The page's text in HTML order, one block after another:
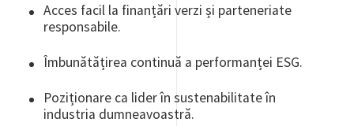
Acces facil la finanțări verzi și parteneriate
responsabile.
Îmbunătățirea continuă a performanței ESG.
Poziționare ca lider în sustenabilitate în
industria dumneavoastră.